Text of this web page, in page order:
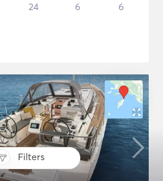
Filters
24 6 6